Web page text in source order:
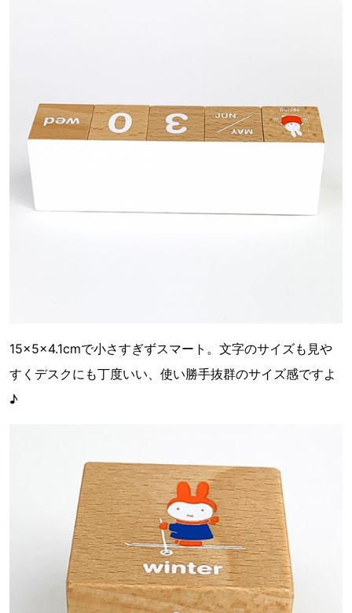
15×5×4.1cmで小さすぎずスマート。文字のサイズも見や
すくデスクにも丁度いい、使い勝手抜群のサイズ感ですよ
♪